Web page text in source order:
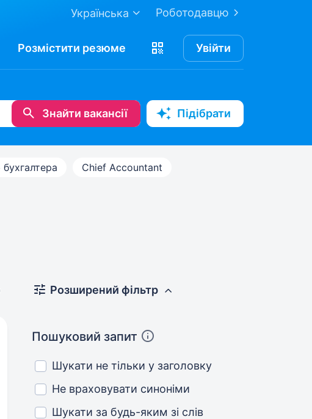
Роботодавцю
Українська
Розмістити резюме Увійти
Знайти вакансії Підібрати
Chief Accountant
Розширений фільтр
Пошуковий запит
Шукати не тільки у заголовку
Не враховувати синоніми
Шукати за будь-яким зі слів